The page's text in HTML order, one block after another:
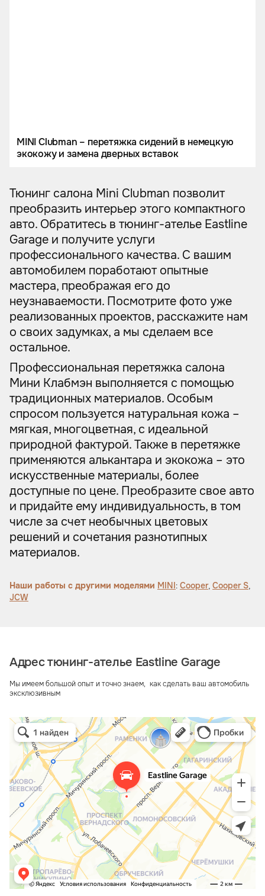
MINI Clubman – перетяжка сидений в немецкую
экокожу и замена дверных вставок
Тюнинг салона Mini Clubman позволит
преобразить интерьер этого компактного
авто. Обратитесь в тюнинг-ателье Eastline
Garage и получите услуги
профессионального качества. С вашим
автомобилем поработают опытные
мастера, преображая его до
неузнаваемости. Посмотрите фото уже
реализованных проектов, расскажите нам
о своих задумках, а мы сделаем все
остальное.
Профессиональная перетяжка салона
Мини Клабмэн выполняется с помощью
традиционных материалов. Особым
спросом пользуется натуральная кожа –
мягкая, многоцветная, с идеальной
природной фактурой. Также в перетяжке
применяются алькантара и экокожа – это
искусственные материалы, более
доступные по цене. Преобразите свое авто
и придайте ему индивидуальность, в том
числе за счет необычных цветовых
решений и сочетания разнотипных
материалов.
Наши работы с другими моделями MINI: Cooper, Cooper S,
JCW
Адрес тюнинг-ателье Eastline Garage
Мы имеем большой опыт и точно знаем, как сделать ваш автомобиль
эксклюзивным